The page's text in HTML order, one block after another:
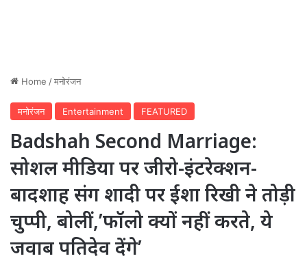
Home /मनोरंजन
मनोरंजन Entertainment FEATURED
Badshah Second Marriage:
सोशल मीडिया पर जीरो-इंटरेक्शन-
बादशाह संग शादी पर ईशा रिखी ने तोड़ी
चुप्पी, बोलीं,’फॉलो क्यों नहीं करते, ये
जवाब पतिदेव देंगे’